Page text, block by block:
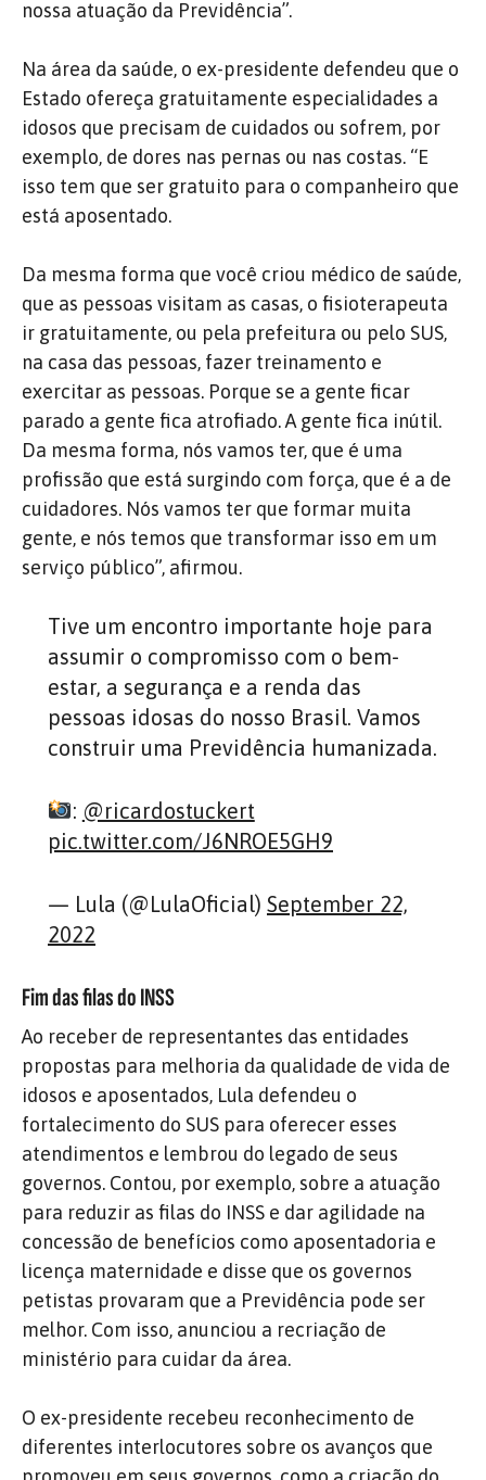
nossa atuação da Previdência”.
Na área da saúde, o ex-presidente defendeu que o
Estado ofereça gratuitamente especialidades a
idosos que precisam de cuidados ou sofrem, por
exemplo, de dores nas pernas ou nas costas. “E
isso tem que ser gratuito para o companheiro que
está aposentado.
Da mesma forma que você criou médico de saúde,
que as pessoas visitam as casas, o fisioterapeuta
ir gratuitamente, ou pela prefeitura ou pelo SUS,
na casa das pessoas, fazer treinamento e
exercitar as pessoas. Porque se a gente ficar
parado a gente fica atrofiado. A gente fica inútil.
Da mesma forma, nós vamos ter, que é uma
profissão que está surgindo com força, que é a de
cuidadores. Nós vamos ter que formar muita
gente, e nós temos que transformar isso em um
serviço público”, afirmou.
Tive um encontro importante hoje para
assumir o compromisso com o bem-
estar, a segurança e a renda das
pessoas idosas do nosso Brasil. Vamos
construir uma Previdência humanizada.
: @ricardostuckert
pic.twitter.com/J6NROE5GH9
— Lula (@LulaOficial) September 22,
2022
Fim das filas do INSS
Ao receber de representantes das entidades
propostas para melhoria da qualidade de vida de
idosos e aposentados, Lula defendeu o
fortalecimento do SUS para oferecer esses
atendimentos e lembrou do legado de seus
governos. Contou, por exemplo, sobre a atuação
para reduzir as filas do INSS e dar agilidade na
concessão de benefícios como aposentadoria e
licença maternidade e disse que os governos
petistas provaram que a Previdência pode ser
melhor. Com isso, anunciou a recriação de
ministério para cuidar da área.
O ex-presidente recebeu reconhecimento de
diferentes interlocutores sobre os avanços que